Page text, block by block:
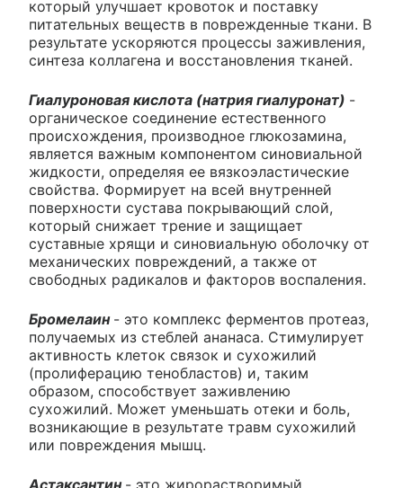
который улучшает кровоток и поставку
питательных веществ в поврежденные ткани. В
результате ускоряются процессы заживления,
синтеза коллагена и восстановления тканей.
Гиалуроновая кислота (натрия гиалуронат) -
органическое соединение естественного
происхождения, производное глюкозамина,
является важным компонентом синовиальной
жидкости, определяя ее вязкоэластические
свойства. Формирует на всей внутренней
поверхности сустава покрывающий слой,
который снижает трение и защищает
суставные хрящи и синовиальную оболочку от
механических повреждений, а также от
свободных радикалов и факторов воспаления.
Бромелаин - это комплекс ферментов протеаз,
получаемых из стеблей ананаса. Стимулирует
активность клеток связок и сухожилий
(пролиферацию тенобластов) и, таким
образом, способствует заживлению
сухожилий. Может уменьшать отеки и боль,
возникающие в результате травм сухожилий
или повреждения мышц.
Астаксантин - это жирорастворимый